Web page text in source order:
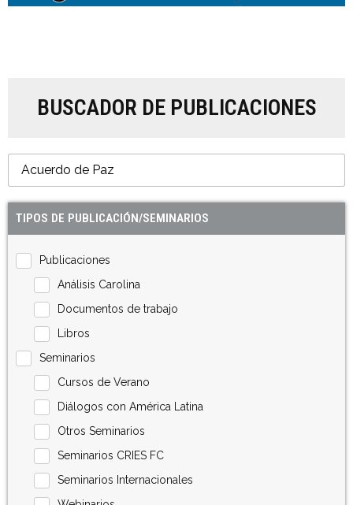
BUSCADOR DE PUBLICACIONES
TIPOS DE PUBLICACIÓN/SEMINARIOS
Publicaciones
Análisis Carolina
Documentos de trabajo
Libros
Seminarios
Cursos de Verano
Diálogos con América Latina
Otros Seminarios
Seminarios CRIES FC
Seminarios Internacionales